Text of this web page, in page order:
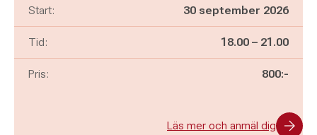
Start: 30 september 2026
Tid: Pågår mellan
18.00 – och
21.00
Pris: 800:-
Läs mer och anmäl dig